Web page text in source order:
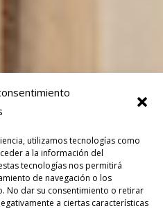
utilizamos tecnologías como
a la información del
tecnologías nos permitirá
de navegación o los
No dar su consentimiento o retirar
a ciertas características